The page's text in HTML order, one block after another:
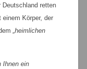
Deutschland retten
Körper, der
„heimlichen
Ihnen ein